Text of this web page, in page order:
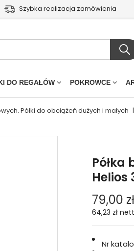
Szybka realizacja zamówienia
DO REGAŁÓW POKROWCE
Półki do obciążeń dużych i małych |
Półka
Helios
79,00 zł
64,23 zł
Nr